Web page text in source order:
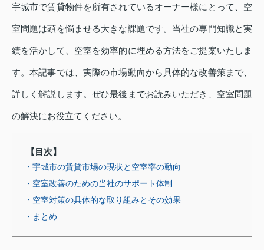
宇城市で賃貸物件を所有されているオーナー様にとって、空
室問題は頭を悩ませる大きな課題です。当社の専門知識と実
績を活かして、空室を効率的に埋める方法をご提案いたしま
す。本記事では、実際の市場動向から具体的な改善策まで、
詳しく解説します。ぜひ最後までお読みいただき、空室問題
の解決にお役立てください。
【目次】
・宇城市の賃貸市場の現状と空室率の動向
・空室改善のための当社のサポート体制
・空室対策の具体的な取り組みとその効果
・まとめ